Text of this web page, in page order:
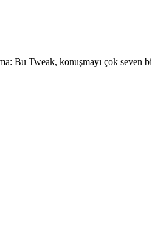
Tweak, konuşmayı çok seven